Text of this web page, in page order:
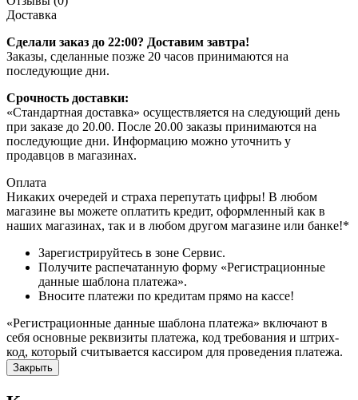
Доставка
Сделали заказ до 22:00? Доставим завтра!
Заказы, сделанные позже 20 часов принимаются на
последующие дни.
Срочность доставки:
«Стандартная доставка» осуществляется на следующий день
при заказе до 20.00. После 20.00 заказы принимаются на
последующие дни. Информацию можно уточнить у
продавцов в магазинах.
Оплата
Никаких очередей и страха перепутать цифры! В любом
магазине вы можете оплатить кредит, оформленный как в
наших магазинах, так и в любом другом магазине или банке!*
Зарегистрируйтесь в зоне Сервис.
Получите распечатанную форму «Регистрационные
данные шаблона платежа».
Вносите платежи по кредитам прямо на кассе!
«Регистрационные данные шаблона платежа» включают в
себя основные реквизиты платежа, код требования и штрих-
код, который считывается кассиром для проведения платежа.
Закрыть